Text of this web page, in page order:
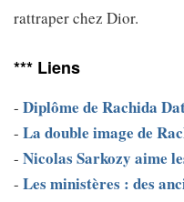
rattraper chez Dior.
*** Liens
- Diplôme de Rachida
- La double image de
- Nicolas Sarkozy aime
- Les ministères : des